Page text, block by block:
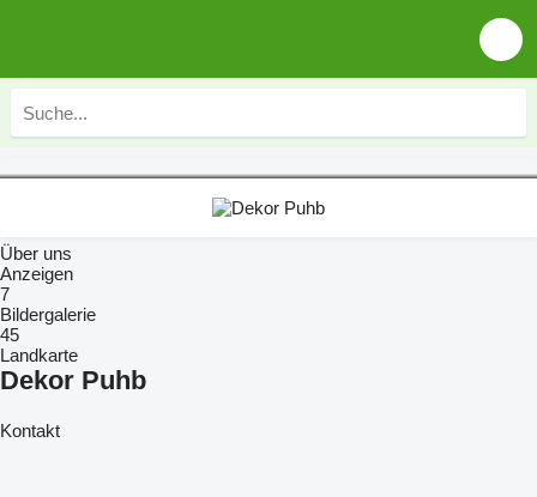
Über uns
Anzeigen
7
Bildergalerie
45
Landkarte
Dekor Puhb
Kontakt